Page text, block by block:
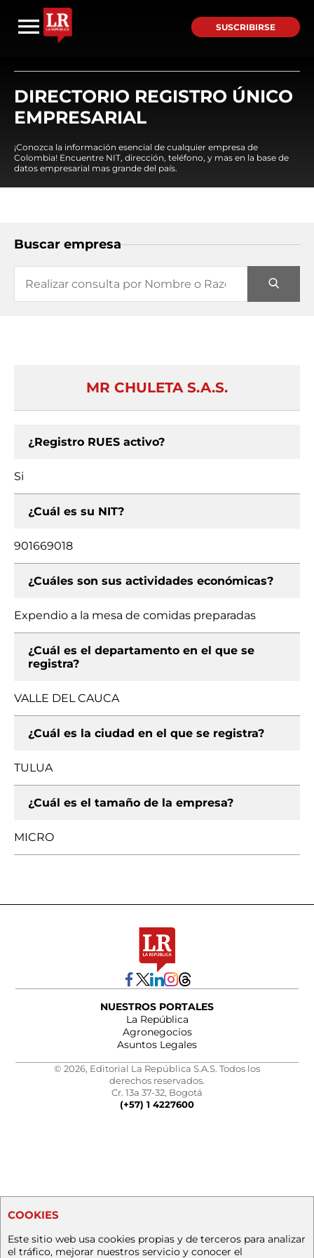
SUSCRIBIRSE
DIRECTORIO REGISTRO ÚNICO
EMPRESARIAL
¡Conozca la información esencial de cualquier empresa de
Colombia! Encuentre NIT, dirección, teléfono, y mas en la base de
datos empresarial mas grande del país.
Buscar empresa
MR CHULETA S.A.S.
¿Registro RUES activo?
Si
¿Cuál es su NIT?
901669018
¿Cuáles son sus actividades económicas?
Expendio a la mesa de comidas preparadas
¿Cuál es el departamento en el que se
registra?
VALLE DEL CAUCA
¿Cuál es la ciudad en el que se registra?
TULUA
¿Cuál es el tamaño de la empresa?
MICRO
NUESTROS PORTALES
La República
Agronegocios
Asuntos Legales
© 2026, Editorial La República S.A.S. Todos los
derechos reservados.
Cr. 13a 37-32, Bogotá
(+57) 1 4227600
COOKIES
Este sitio web usa cookies propias y de terceros para analizar
el tráfico, mejorar nuestros servicio y conocer el